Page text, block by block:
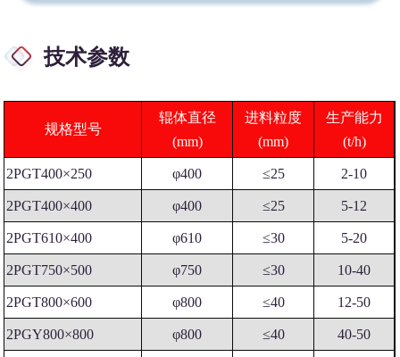
技术参数
规格型号
辊体直径
(mm)
进料粒度
(mm)
生产能力
(t/h)
2PGT400×250 φ400 ≤25 2-10
2PGT400×400 φ400 ≤25 5-12
2PGT610×400 φ610 ≤30 5-20
2PGT750×500 φ750 ≤30 10-40
2PGT800×600 φ800 ≤40 12-50
2PGY800×800 φ800 ≤40 40-50